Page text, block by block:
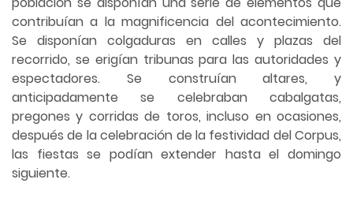
contribuían a la magnificencia del acontecimiento.
Se disponían colgaduras en calles y plazas del
recorrido, se erigían tribunas para las autoridades y
espectadores. Se construían altares, y
anticipadamente se celebraban cabalgatas,
pregones y corridas de toros, incluso en ocasiones,
después de la celebración de la festividad del Corpus,
las fiestas se podían extender hasta el domingo
siguiente.